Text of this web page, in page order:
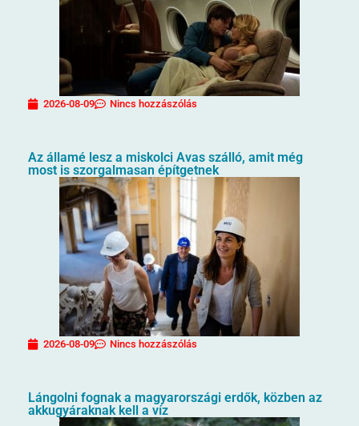
2026-08-09 Nincs hozzászólás
Az államé lesz a miskolci Avas szálló, amit még
most is szorgalmasan építgetnek
2026-08-09 Nincs hozzászólás
Lángolni fognak a magyarországi erdők, közben az
akkugyáraknak kell a víz